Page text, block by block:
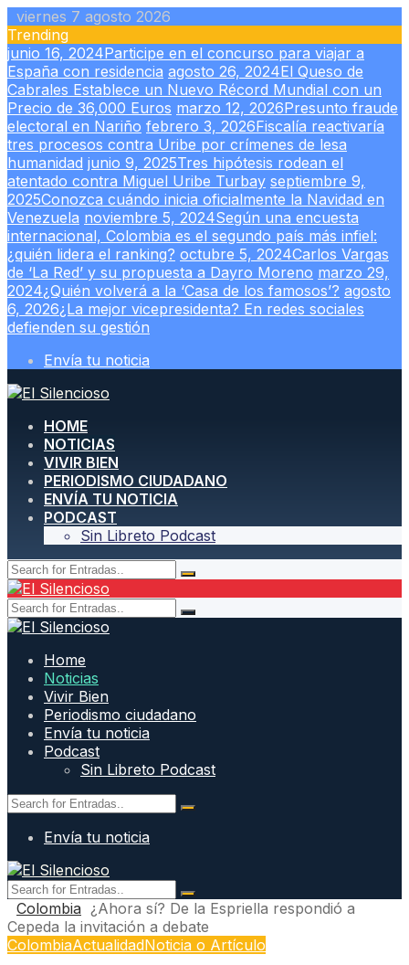
Skip
to
content
viernes 7 agosto 2026
Trending
junio 16, 2024Participe en el concurso para viajar a
España con residencia agosto 26, 2024El Queso de
Cabrales Establece un Nuevo Récord Mundial con un
Precio de 36,000 Euros marzo 12, 2026Presunto fraude
electoral en Nariño febrero 3, 2026Fiscalía reactivaría
tres procesos contra Uribe por crímenes de lesa
humanidad junio 9, 2025Tres hipótesis rodean el
atentado contra Miguel Uribe Turbay septiembre 9,
2025Conozca cuándo inicia oficialmente la Navidad en
Venezuela noviembre 5, 2024Según una encuesta
internacional, Colombia es el segundo país más infiel:
¿quién lidera el ranking? octubre 5, 2024Carlos Vargas
de ‘La Red’ y su propuesta a Dayro Moreno marzo 29,
2024¿Quién volverá a la ‘Casa de los famosos’? agosto
6, 2026¿La mejor vicepresidenta? En redes sociales
defienden su gestión
Envía tu noticia
HOME
NOTICIAS
VIVIR BIEN
PERIODISMO CIUDADANO
ENVÍA TU NOTICIA
PODCAST
Sin Libreto Podcast
Home
Noticias
Vivir Bien
Periodismo ciudadano
Envía tu noticia
Podcast
Sin Libreto Podcast
Envía tu noticia
Colombia ¿Ahora sí? De la Espriella respondió a
Cepeda la invitación a debate
ColombiaActualidadNoticia o Artículo